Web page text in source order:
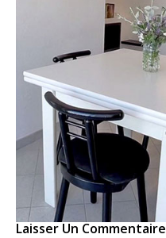
Laisser Un Commentaire